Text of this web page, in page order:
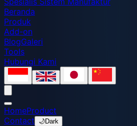
Beranda
Produk
Add-on
BlogGaleri
Tools
Hubungi Kami
HomeProduct
Contact
🌙Dark